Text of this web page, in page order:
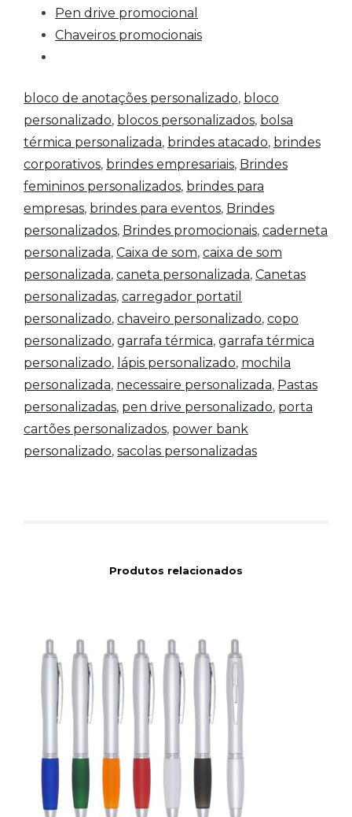
Pen drive promocional
Chaveiros promocionais
bloco de anotações personalizado, bloco
personalizado, blocos personalizados, bolsa
térmica personalizada, brindes atacado, brindes
corporativos, brindes empresariais, Brindes
femininos personalizados, brindes para
empresas, brindes para eventos, Brindes
personalizados, Brindes promocionais, caderneta
personalizada, Caixa de som, caixa de som
personalizada, caneta personalizada, Canetas
personalizadas, carregador portatil
personalizado, chaveiro personalizado, copo
personalizado, garrafa térmica, garrafa térmica
personalizado, lápis personalizado, mochila
personalizada, necessaire personalizada, Pastas
personalizadas, pen drive personalizado, porta
cartões personalizados, power bank
personalizado, sacolas personalizadas
Produtos relacionados